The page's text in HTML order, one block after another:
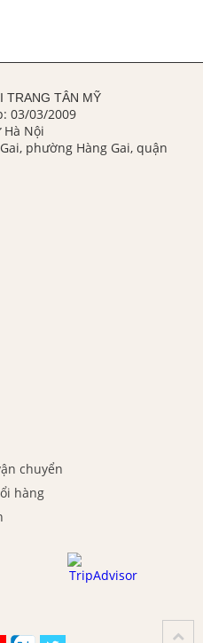
TRANG TÂN MỸ
03/03/2009
Nội
phường Hàng Gai, quận
chuyển
hàng